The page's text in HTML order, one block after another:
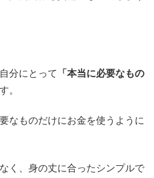
分にとって
「本当に必要なもの
。
なものだけにお金を使うように
く、身の丈に合ったシンプルで